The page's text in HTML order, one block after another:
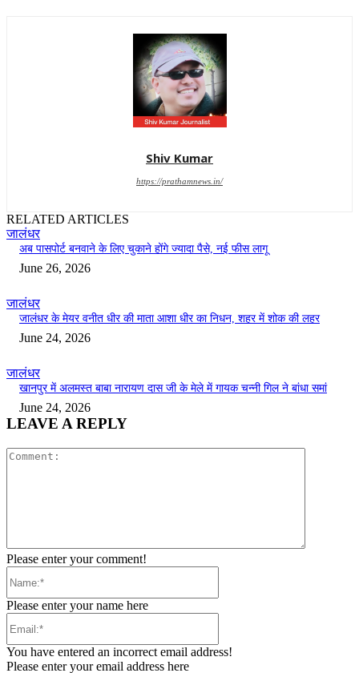
Shiv Kumar
https://prathamnews.in/
RELATED ARTICLES
जालंधर
अब पासपोर्ट बनवाने के लिए चुकाने होंगे ज्यादा पैसे, नई फीस लागू
June 26, 2026
जालंधर
जालंधर के मेयर वनीत धीर की माता आशा धीर का निधन, शहर में शोक की लहर
June 24, 2026
जालंधर
खानपुर में अलमस्त बाबा नारायण दास जी के मेले में गायक चन्नी गिल ने बांधा समां
June 24, 2026
LEAVE A REPLY
Please enter your comment!
Please enter your name here
You have entered an incorrect email address!
Please enter your email address here